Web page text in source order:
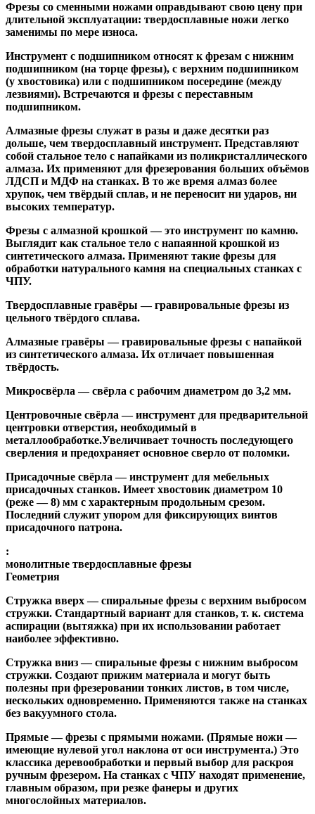
Фрезы со сменными ножами оправдывают свою цену при
длительной эксплуатации: твердосплавные ножи легко
заменимы по мере износа.
Инструмент с подшипником относят к фрезам с нижним
подшипником (на торце фрезы), с верхним подшипником
(у хвостовика) или с подшипником посередине (между
лезвиями). Встречаются и фрезы с переставным
подшипником.
Алмазные фрезы служат в разы и даже десятки раз
дольше, чем твердосплавный инструмент. Представляют
собой стальное тело с напайками из поликристаллического
алмаза. Их применяют для фрезерования больших объёмов
ЛДСП и МДФ на станках. В то же время алмаз более
хрупок, чем твёрдый сплав, и не переносит ни ударов, ни
высоких температур.
Фрезы с алмазной крошкой— это инструмент по камню.
Выглядит как стальное тело с напаянной крошкой из
синтетического алмаза. Применяют такие фрезы для
обработки натурального камня на специальных станках с
ЧПУ.
Твердосплавные гравёры — гравировальные фрезы из
цельного твёрдого сплава.
Алмазные гравёры — гравировальные фрезы с напайкой
из синтетического алмаза. Их отличает повышенная
твёрдость.
Микросвёрла — свёрла с рабочим диаметром до 3,2 мм.
Центровочные свёрла — инструмент для предварительной
центровки отверстия, необходимый в
металлообработке.Увеличивает точность последующего
сверления и предохраняет основное сверло от поломки.
Присадочные свёрла — инструмент для мебельных
присадочных станков. Имеет хвостовик диаметром 10
(реже — 8) мм с характерным продольным срезом.
Последний служит упором для фиксирующих винтов
присадочного патрона.
:
монолитные твердосплавные фрезы
Геометрия
Стружка вверх— спиральные фрезы с верхним выбросом
стружки. Стандартный вариант для станков, т. к. система
аспирации (вытяжка) при их использовании работает
наиболее эффективно.
Стружка вниз— спиральные фрезы с нижним выбросом
стружки. Создают прижим материала и могут быть
полезны при фрезеровании тонких листов, в том числе,
нескольких одновременно. Применяются также на станках
без вакуумного стола.
Прямые— фрезы с прямыми ножами. (Прямые ножи —
имеющие нулевой угол наклона от оси инструмента.) Это
классика деревообработки и первый выбор для раскроя
ручным фрезером. На станках с ЧПУ находят применение,
главным образом, при резке фанеры и других
многослойных материалов.